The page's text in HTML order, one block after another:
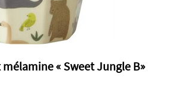
« Sweet Jungle B»